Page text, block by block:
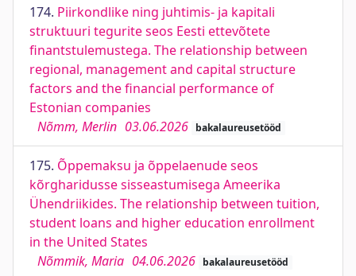
174. Piirkondlike ning juhtimis- ja kapitali
struktuuri tegurite seos Eesti ettevõtete
finantstulemustega. The relationship between
regional, management and capital structure
factors and the financial performance of
Estonian companies
Nõmm, Merlin 03.06.2026 bakalaureusetööd
175. Õppemaksu ja õppelaenude seos
kõrgharidusse sisseastumisega Ameerika
Ühendriikides. The relationship between tuition,
student loans and higher education enrollment
in the United States
Nõmmik, Maria 04.06.2026 bakalaureusetööd